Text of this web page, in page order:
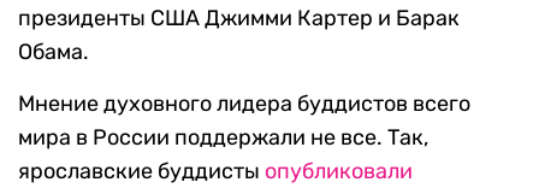
президенты США Джимми Картер и Барак
Обама.
Мнение духовного лидера буддистов всего
мира в России поддержали не все. Так,
ярославские буддисты опубликовали